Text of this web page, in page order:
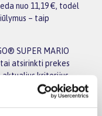
nuo 11,19 €, todėl
– taip
SUPER MARIO
atsirinkti prekes
aktualius kriterijus.
pasiūlymus, o
apie